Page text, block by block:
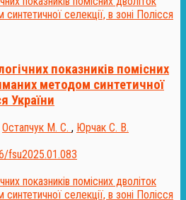
показників помісних
методом синтетичної
України
Остапчук М. С. , Юрчак С. В.
fsu2025.01.083